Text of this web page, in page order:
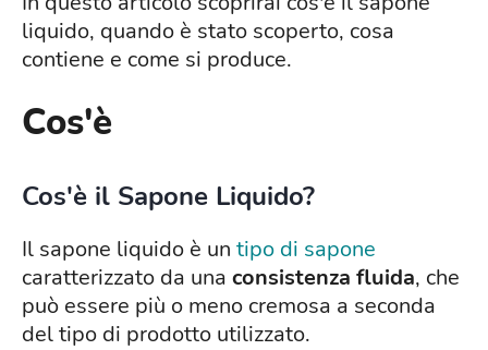
liquido, quando è stato scoperto, cosa
contiene e come si produce.
Cos'è
Cos'è il Sapone Liquido?
Il sapone liquido è un tipo di sapone
caratterizzato da una consistenza fluida, che
può essere più o meno cremosa a seconda
del tipo di prodotto utilizzato.